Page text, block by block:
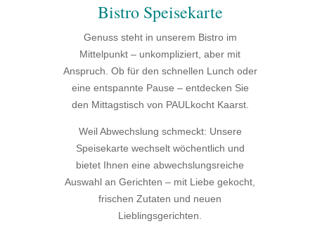
Bistro Speisekarte
Genuss steht in unserem Bistro im
Mittelpunkt – unkompliziert, aber mit
Anspruch. Ob für den schnellen Lunch oder
eine entspannte Pause – entdecken Sie
den Mittagstisch von PAULkocht Kaarst.
Weil Abwechslung schmeckt: Unsere
Speisekarte wechselt wöchentlich und
bietet Ihnen eine abwechslungsreiche
Auswahl an Gerichten – mit Liebe gekocht,
frischen Zutaten und neuen
Lieblingsgerichten.